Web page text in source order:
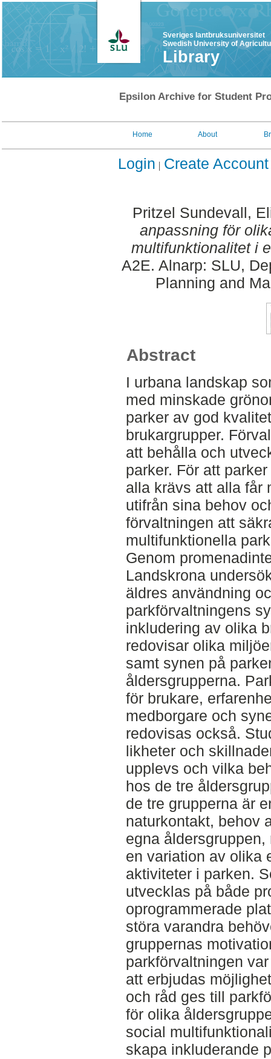
Sveriges lantbruksuniversitet
Swedish University of
Library
Epsilon Archive for Student
Home About
Login Create Account
Pritzel Sundevall,
anpassning för
multifunktionalitet i
A2E. Alnarp: SLU,
Planning and
Abstract
I urbana landskap
med minskade
parker av god
brukargrupper.
att behålla och
parker. För att
alla krävs att alla får
utifrån sina behov
förvaltningen att
multifunktionella
Genom
Landskrona
äldres användning
parkförvaltningens
inkludering av olika
redovisar olika
samt synen på
åldersgrupperna.
för brukare,
medborgare och
redovisas också.
likheter och
upplevs och vilka
hos de tre
de tre grupperna är
naturkontakt, behov
egna
en variation av olika
aktiviteter i parken.
utvecklas på både
oprogrammerade
störa varandra
gruppernas
parkförvaltningen
att erbjudas
och råd ges till
för olika
social
skapa inkluderande